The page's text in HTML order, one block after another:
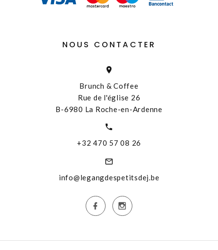
NOUS CONTACTER
Brunch & Coffee
Rue de l'église 26
B-6980 La Roche-en-Ardenne
+32 470 57 08 26
info@legangdespetitsdej.be